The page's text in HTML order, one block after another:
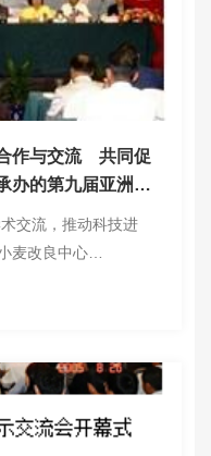
作与交流 共同促
的第九届亚洲玉
交流，推动科技进
麦改良中心
第九届亚洲玉米大
举...